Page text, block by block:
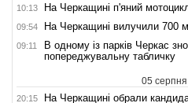
10:13 На Черкащині п'яний
09:54 На Черкащині вилучили 700
09:11
В одному із парків Черкас
попереджувальну табличку
05
20:15
На Черкащині обрали